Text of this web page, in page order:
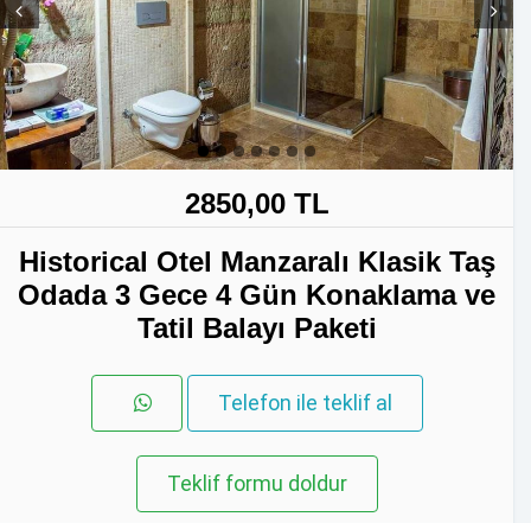
Prev Next
2850,00 TL
Historical Otel Manzaralı Klasik Taş
Odada 3 Gece 4 Gün Konaklama ve
Tatil Balayı Paketi
Telefon ile teklif al
Teklif formu doldur